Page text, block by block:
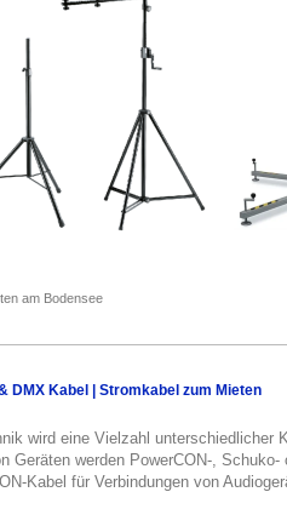
am Bodensee
DMX Kabel | Stromkabel zum Mieten
wird eine Vielzahl unterschiedlicher
Geräten werden PowerCON-,
Kabel für Verbindungen von